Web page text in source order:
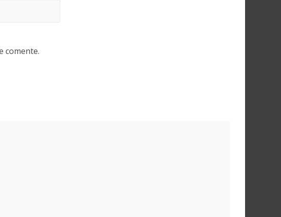
comente.